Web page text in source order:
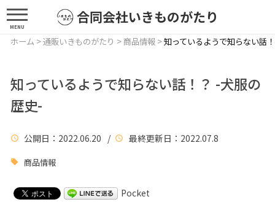
合同会社いきものがたり
MENU
ホーム >通販いきものがたり > 商品情報>知っているようで知らない話
知っているようで知らない話！？ -犬服の
歴史-
公開日 ：2022.06.20 / 最終更新日 ：2022.07.8
商品情報
Pocket